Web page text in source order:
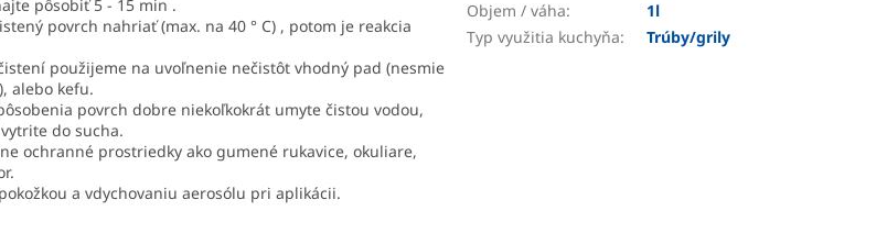
pôsobiť 5 - 15 min .
povrch nahriať (max. na 40 ° C) , potom je reakcia
použijeme na uvoľnenie nečistôt vhodný pad (nesmie
alebo kefu.
povrch dobre niekoľkokrát umyte čistou vodou,
do sucha.
ochranné prostriedky ako gumené rukavice, okuliare,
a vdychovaniu aerosólu pri aplikácii.
Objem / váha:
1l
Typ využitia kuchyňa: Trúby/grily